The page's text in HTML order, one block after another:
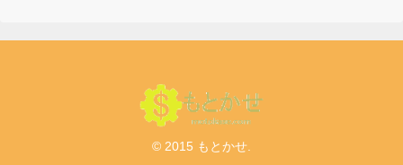
© 2015 もとかせ.